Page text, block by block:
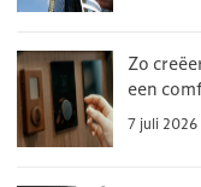
Zo
een
7 juli 2026